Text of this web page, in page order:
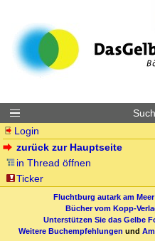
Login
zurück zur Hauptseite
in Thread öffnen
Ticker
Fluchtburg autark am Meer
Bücher vom Kopp-
Unterstützen Sie das Gelbe
Weitere Buchempfehlungen und